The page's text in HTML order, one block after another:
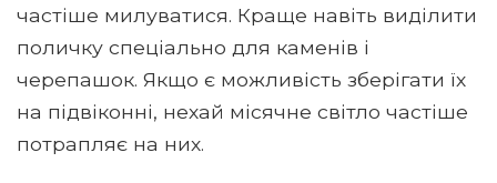
частіше милуватися. Краще навіть виділити
поличку спеціально для каменів і
черепашок. Якщо є можливість зберігати їх
на підвіконні, нехай місячне світло частіше
потрапляє на них.